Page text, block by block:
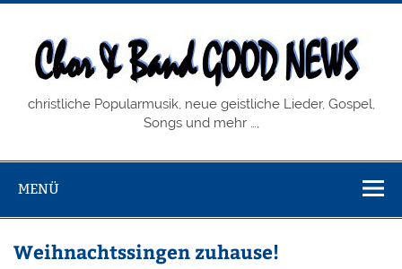
Zum
Chor & Band
GOOD NEWS
christliche Popularmusik, neue geistliche Lieder, Gospel,
Songs und mehr …,
MENÜ
Weihnachtssingen zuhause!